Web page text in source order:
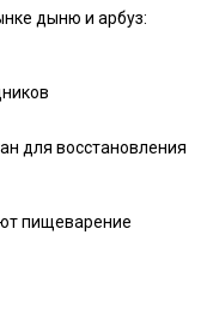
дыню и арбуз:
для восстановления
пищеварение